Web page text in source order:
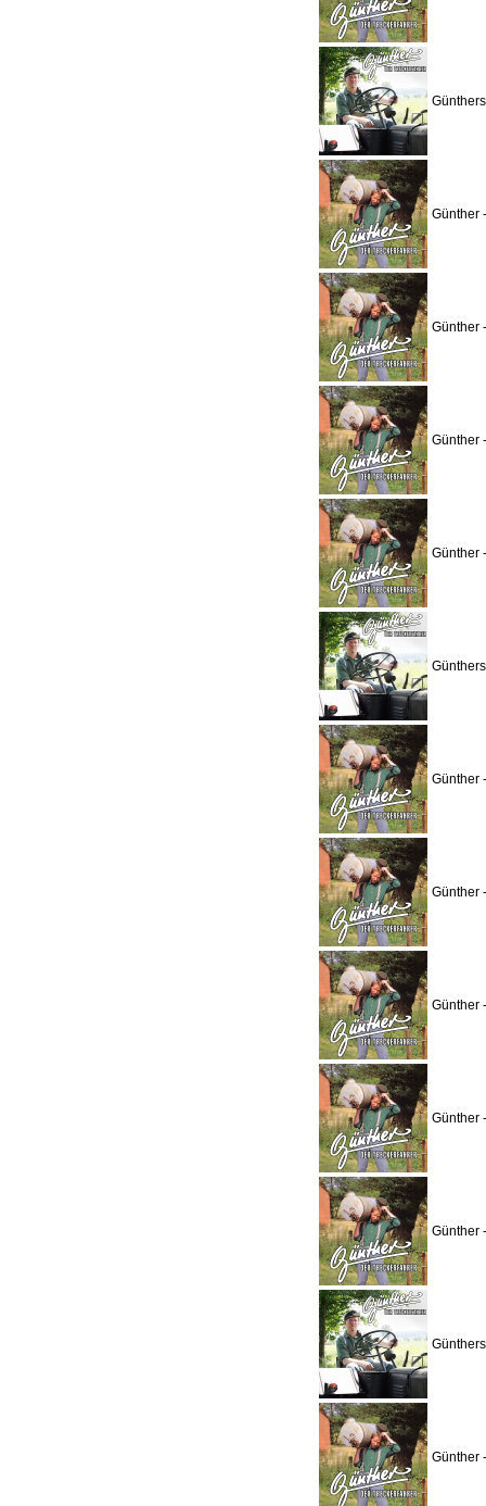
Günther
Günther
Günther
Günther
Günther
Günther
Günther
Günther
Günther
Günther